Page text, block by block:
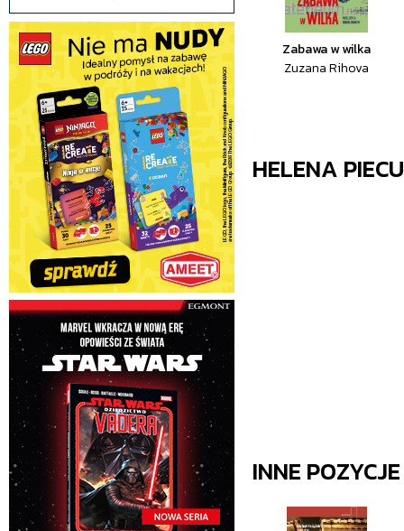
Zabawa w wilka
Zuzana Rihova
HELENA
INNE